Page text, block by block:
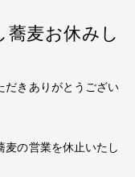
蕎麦お休みし
だきありがとうござい
麦の営業を休止いたし